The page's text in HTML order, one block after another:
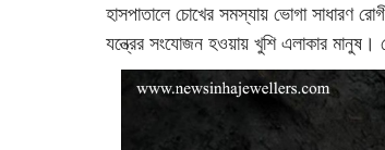
হাসপাতালে চোখের সমস্যায় ভোগা সাধারণ
যন্ত্রের সংযোজন হওয়ায় খুশি এলাকার